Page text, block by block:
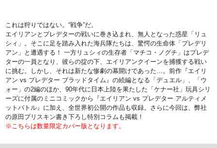
これは狩りではない。“戦争”だ。
エイリアンとプレデターの戦いに巻き込まれ、無人となった惑星「リュ
シィ」。そこに足を踏み入れた海兵隊たちは、驚愕の生命体「プレデリ
アン」と遭遇する！ 一方リュシィの生存者「マチコ・ノグチ」はプレデ
ターの一員となり、彼らの掟の下、エイリアンクイーンを捕獲する戦い
に挑む。しかし、それは新たな惨劇の幕開けであった…。前作『エイリ
アン vs プレデター ブラッドタイム』の続編となる「デュエル」、「ウ
ォー」の2編のほか、90年代に日本上陸を果たした「ケナー社」玩具シリ
ーズに付属のミニコミックから『エイリアン vs プレデター アルティメ
ットバトル』に加え、全世界初公開の作品も収録。さらに今回は、弊社
の原田プリスキン書き下ろし特別コラムも掲載！
※こちらは数量限定カバー版となります。